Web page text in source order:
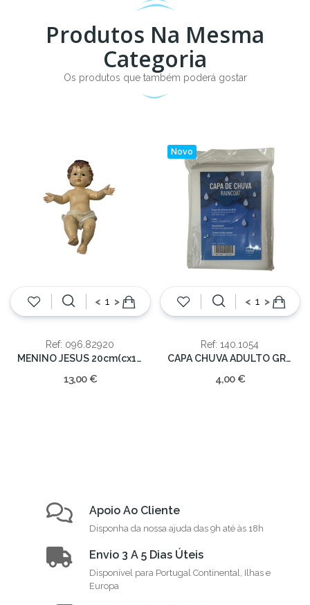
Produtos Na Mesma
Categoria
Os produtos que também poderá gostar
< >
Ref: 096.82920
MENINO JESUS 20cm(cx12)
13,00 €
< >
Novo
Ref: 140.1054
CAPA CHUVA ADULTO GRANDE (EVA)12/60
4,00 €
Apoio Ao Cliente
Disponha da nossa ajuda das 9h até às 18h
Envio 3 A 5 Dias Úteis
Disponível para Portugal Continental, Ilhas e
Europa